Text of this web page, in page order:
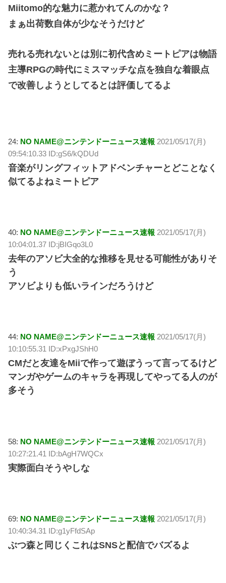
Miitomo的な魅力に惹かれてんのかな？
まぁ出荷数自体が少なそうだけど
売れる売れないとは別に初代含めミートピアは物語
主導RPGの時代にミスマッチな点を独自な着眼点
で改善しようとしてるとは評価してるよ
24: NO NAME@ニンテンドーニュース速報 2021/05/17(月)
09:54:10.33 ID:gS6/kQDUd
音楽がリングフィットアドベンチャーとどことなく
似てるよねミートピア
40: NO NAME@ニンテンドーニュース速報 2021/05/17(月)
10:04:01.37 ID:jBIGqo3L0
去年のアソビ大全的な推移を見せる可能性がありそ
う
アソビよりも低いラインだろうけど
44: NO NAME@ニンテンドーニュース速報 2021/05/17(月)
10:10:55.31 ID:xPxgJShH0
CMだと友達をMiiで作って遊ぼうって言ってるけど
マンガやゲームのキャラを再現してやってる人のが
多そう
58: NO NAME@ニンテンドーニュース速報 2021/05/17(月)
10:27:21.41 ID:bAgH7WQCx
実際面白そうやしな
69: NO NAME@ニンテンドーニュース速報 2021/05/17(月)
10:40:34.31 ID:g1yFfdSAp
ぶつ森と同じくこれはSNSと配信でバズるよ